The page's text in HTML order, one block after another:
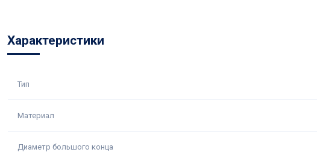
Характеристики
Тип
Материал
Диаметр большого конца